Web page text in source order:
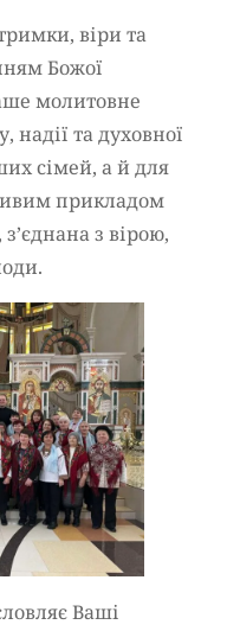
віри та
Божої
молитовне
та духовної
сімей, а й для
прикладом
з вірою,
Ваші